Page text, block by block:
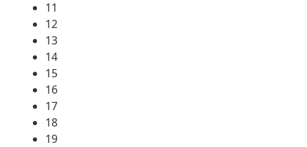
11
12
13
14
15
16
17
18
19